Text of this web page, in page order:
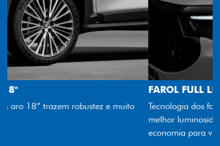
FAROL FULL LED
Tecnologia dos faróis totalmente em LED garante
melhor luminosidade, maior durabilidade e mais